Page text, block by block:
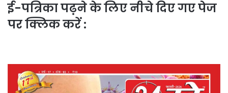
ई-पत्रिका पढ़ने के लिए नीचे दिए गए पेज
पर क्लिक करें :